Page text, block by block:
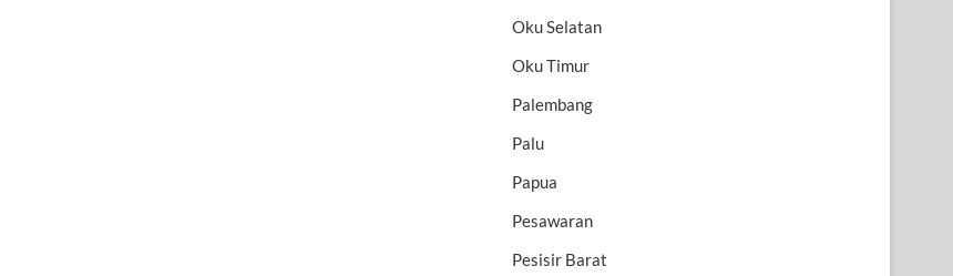
Oku Selatan
Oku Timur
Palembang
Palu
Papua
Pesawaran
Pesisir Barat